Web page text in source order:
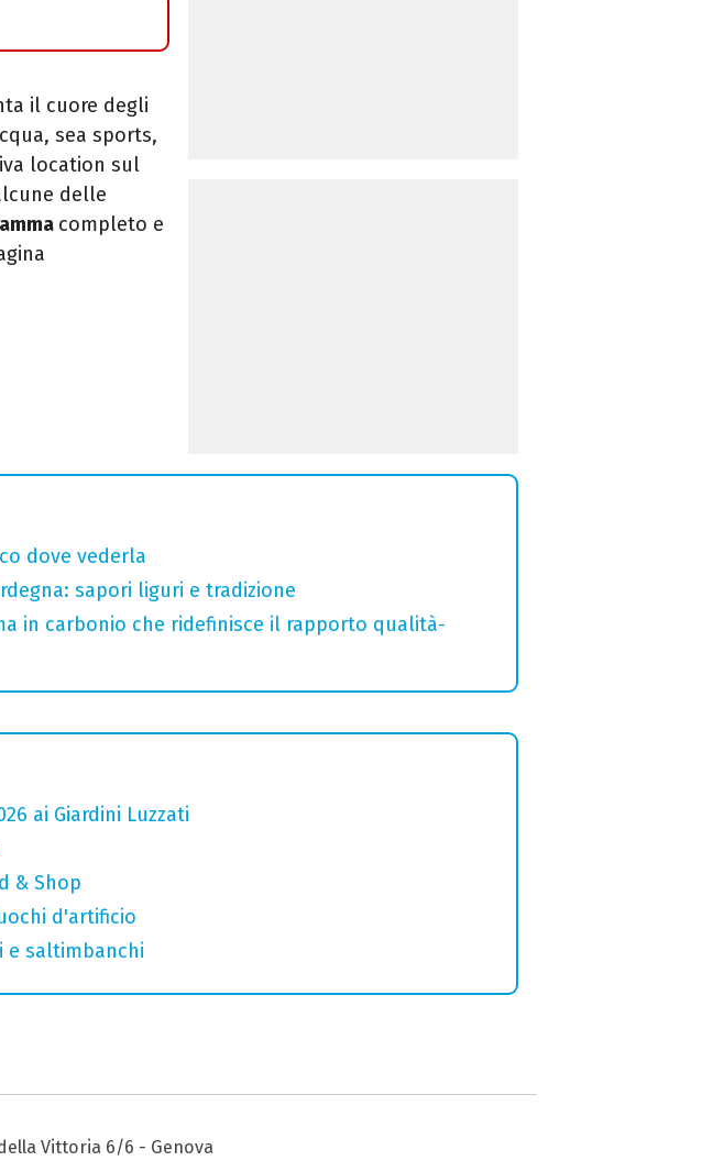
il cuore degli
sea sports,
location sul
delle
completo e
dove vederla
sapori liguri e tradizione
in carbonio che ridefinisce il rapporto qualità-
ai Giardini Luzzati
& Shop
d'artificio
e saltimbanchi
Vittoria 6/6 - Genova